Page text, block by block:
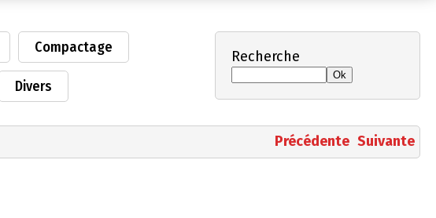
Compactage
Divers
Recherche
Précédente Suivante